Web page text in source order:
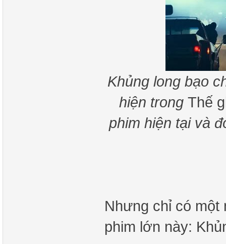
Khủng long bạo
hiện trong Thế
phim hiện tại và
Nhưng chỉ có
phim lớn này: